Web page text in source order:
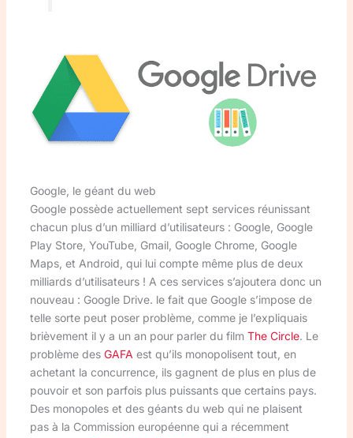
Google, le géant du web
Google possède actuellement sept services réunissant
chacun plus d’un milliard d’utilisateurs : Google, Google
Play Store, YouTube, Gmail, Google Chrome, Google
Maps, et Android, qui lui compte même plus de deux
milliards d’utilisateurs ! A ces services s’ajoutera donc un
nouveau : Google Drive. le fait que Google s’impose de
telle sorte peut poser problème, comme je l’expliquais
brièvement il y a un an pour parler du film The Circle. Le
problème des GAFA est qu’ils monopolisent tout, en
achetant la concurrence, ils gagnent de plus en plus de
pouvoir et son parfois plus puissants que certains pays.
Des monopoles et des géants du web qui ne plaisent
pas à la Commission européenne qui a récemment